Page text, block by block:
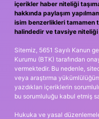
içerikler haber niteliği
hakkında paylaşım
isim benzerlikleri tamamen
halindedir ve tavsiye niteliği
Sitemiz, 5651 Sayılı Kanun
Kurumu (BTK) tarafından
vermektedir. Bu nedenle,
veya araştırma
yazdıkları içeriklerin
bu sorumluluğu kabul etmiş
Hukuka ve yasal